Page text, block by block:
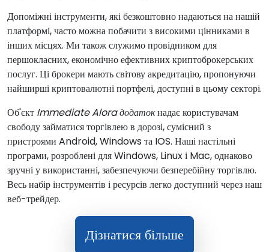
Допоміжні інструменти, які безкоштовно надаються на нашій
платформі, часто можна побачити з високими цінниками в
інших місцях. Ми також служимо провідником для
першокласних, економічно ефективних криптоброкерських
послуг. Ці брокери мають світову акредитацію, пропонуючи
найширші криптовалютні портфелі, доступні в цьому секторі.
Об'єкт Immediate Alora додатокнадає користувачам
свободу займатися торгівлею в дорозі, сумісний з
пристроями Android, Windows та IOS. Наші настільні
програми, розроблені для Windows, Linux і Mac, однаково
зручні у використанні, забезпечуючи безперебійну торгівлю.
Весь набір інструментів і ресурсів легко доступний через наш
веб-трейдер.
Дізнатися більше